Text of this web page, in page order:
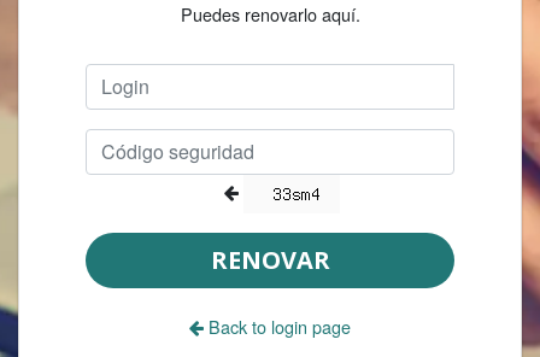
Puedes renovarlo aquí.
RENOVAR
Back to login page